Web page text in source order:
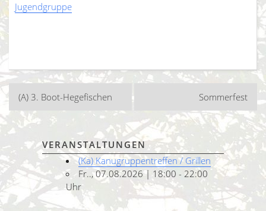
Jugendgruppe
Beitragsnavigation
(A) 3. Boot-Hegefischen Sommerfest
VERANSTALTUNGEN
(Ka) Kanugruppentreffen / Grillen
Fr.., 07.08.2026 | 18:00 - 22:00
Uhr